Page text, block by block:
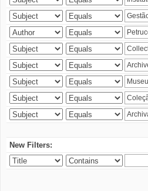
New Filters: